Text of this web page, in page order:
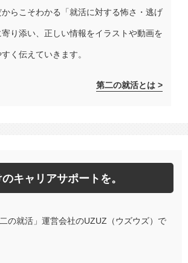
らこそわかる「就活に対する怖さ・逃げ
り添い、正しい情報をイラストや動画を
く伝えていきます。
第二の就活とは >
キャリアサポートを。
の就活」運営会社のUZUZ（ウズウズ）で